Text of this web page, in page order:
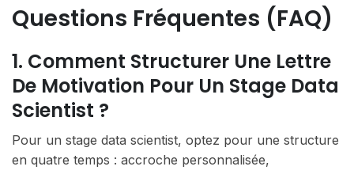
Questions Fréquentes (FAQ)
1. Comment Structurer Une Lettre
De Motivation Pour Un Stage Data
Scientist ?
Pour un stage data scientist, optez pour une structure
en quatre temps : accroche personnalisée,